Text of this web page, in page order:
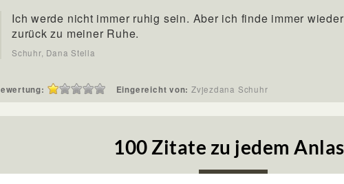
Ich werde nicht immer ruhig sein. Aber ich finde immer wieder
zurück zu meiner Ruhe.
Schuhr, Dana Stella
Eingereicht von: Zvjezdana Schuhr